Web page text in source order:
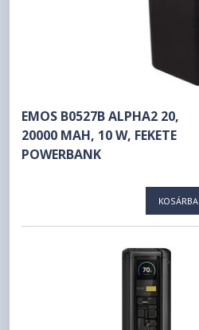
EMOS B0527B ALPHA2 20,
20000 MAH, 10 W, FEKETE
POWERBANK
KOSÁRBA